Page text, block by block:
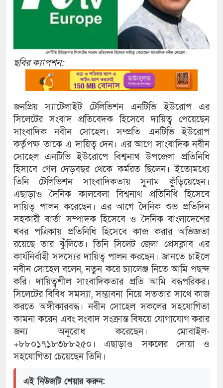
ছবির ক্যাপশন:
জনপ্রিয় স্যাটেলাইট টেলিভিশন এনটিভি ইউরোপ এর
সিলেটের সংবাদ প্রতিবেদক হিসেবে দায়িত্ব পেয়েছেন
সাংবাদিক নবীন সোহেল। সম্প্রতি এনটিভি ইউরোপ
কর্তৃপক্ষ তাকে এ দায়িত্ব দেন। এর আগে সাংবাদিক নবীন
সোহেল এনটিভি ইউরোপে বিশ্বনাথ উপজেলা প্রতিনিধি
হিসাবে গেল দেড়বছর থেকে কর্মরত ছিলেন। ইতোমধ্যে
তিনি টেলিভিশন সাংবাদিকতায় সুনাম কুঁড়িয়েছেন।
এছাড়াও দৈনিক কালবেলা বিশ্বনাথ প্রতিনিধি হিসেবে
দায়িত্ব পালন করেছেন। এর আগে দৈনিক শুভ প্রতিদিন
সহকারী বার্তা সম্পাদক হিসেবে ও দৈনিক বাংলাদেশের
খবর পত্রিকায় প্রতিনিধি হিসেবে কাজ করার অভিজ্ঞতা
রয়েছে তার ঝুঁলিতে। তিনি সিলেট জেলা প্রেসক্লাব এর
কার্যনির্বাহী সদস্যের দায়িত্ব পালন করছেন। জানতে চাইলে
নবীন সোহেল বলেন, নতুন করে চ্যালেঞ্জ নিতে আমি পছন্দ
করি। দায়িত্বশীল সাংবাদিকতার প্রতি আমি বদ্ধপরিকর।
সিলেটের বিবিধ সমস্যা, সম্ভাবনা নিয়ে সততার সাথে কাজ
করতে অঙ্গীকারবদ্ধ। নবীন সোহেল সকলের সহযোগিতা
কামনা করেন এবং সংবাদ সংক্রান্ত বিষয়ে যোগাযোগ করার
জন্য অনুরোধ করেছেন। মোবাইল-
+৮৮০১৭১৮৩৮৮২৫০। এছাড়াও সকলের দোয়া ও
সহযোগিতা চেয়েছেন তিনি।
এই নিউজটি শেয়ার করুন: